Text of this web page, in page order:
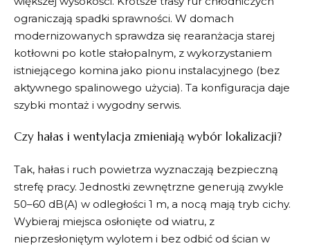
ograniczają spadki sprawności. W domach
modernizowanych sprawdza się rearanżacja starej
kotłowni po kotle stałopalnym, z wykorzystaniem
istniejącego komina jako pionu instalacyjnego (bez
aktywnego spalinowego użycia). Ta konfiguracja daje
szybki montaż i wygodny serwis.
Czy hałas i wentylacja zmieniają wybór lokalizacji?
Tak, hałas i ruch powietrza wyznaczają bezpieczną
strefę pracy. Jednostki zewnętrzne generują zwykle
50–60 dB(A) w odległości 1 m, a nocą mają tryb cichy.
Wybieraj miejsca osłonięte od wiatru, z
nieprzesłoniętym wylotem i bez odbić od ścian w